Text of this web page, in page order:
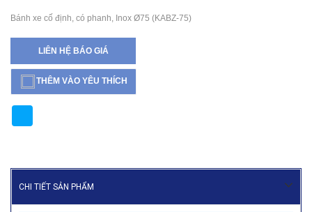
Bánh xe cố định, có phanh, Inox Ø75 (KABZ-75)
LIÊN HỆ BÁO GIÁ
THÊM VÀO YÊU THÍCH
CHI TIẾT SẢN PHẨM